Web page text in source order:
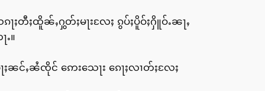
တီႈထိူၼ်ႇႁွတ်ႈမႃးလႄႈ ၵွပ်ႈပိူဝ်ႈႁိူဝ်ႉၼႃႇ
။
ႈၼင်ႇၼႆၸိုင် ဢေးသေႃး ၵေႃႈလၢတ်ႈလႄႈ